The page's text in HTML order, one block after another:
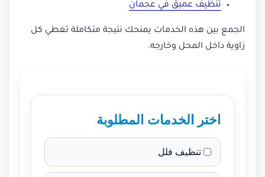
تنظيف عميق في عجمان
الجمع بين هذه الخدمات يمنحك نتيجة متكاملة تغطي كل
زاوية داخل المحل وخارجه.
اختر الخدمات المطلوبة
تنظيف فلل